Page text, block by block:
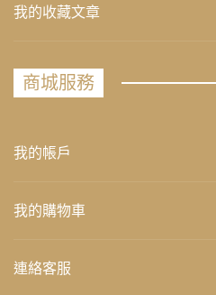
我的收藏文章
商城服務
我的帳戶
我的購物車
連絡客服